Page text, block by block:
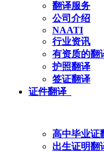
翻译服务
公司介绍
NAATI
行业资讯
有资质的翻
护照翻译
签证翻译
证件翻译
高中毕业证
出生证明翻